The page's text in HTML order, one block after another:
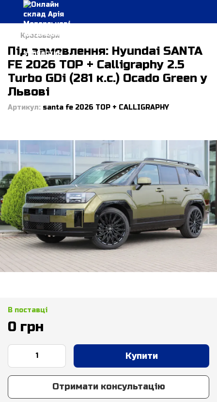
Кросовери
Під замовлення: Hyundai SANTA
FE 2026 TOP + Calligraphy 2.5
Turbo GDi (281 к.с.) Ocado Green у
Львові
Артикул: santa fe 2026 TOP + CALLIGRAPHY
В поставці
0 грн
Купити
Отримати консультацію